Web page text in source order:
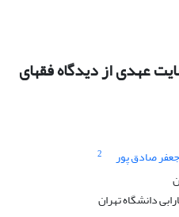
عهدی از دیدگاه فقهای
صادق پور
2
دانشگاه تهران